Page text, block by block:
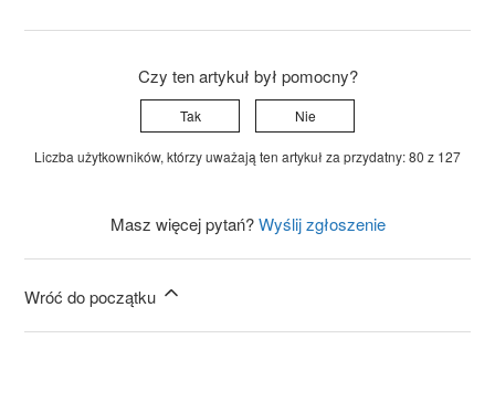
Czy ten artykuł był pomocny?
Tak Nie
Liczba użytkowników, którzy uważają ten artykuł za przydatny: 80 z 127
Masz więcej pytań?Wyślij zgłoszenie
Wróć do początku